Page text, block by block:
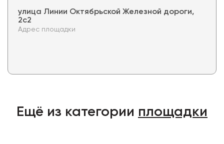
улица Линии Октябрьской Железной дороги,
2с2
Адрес площадки
Ещё из категории площадки